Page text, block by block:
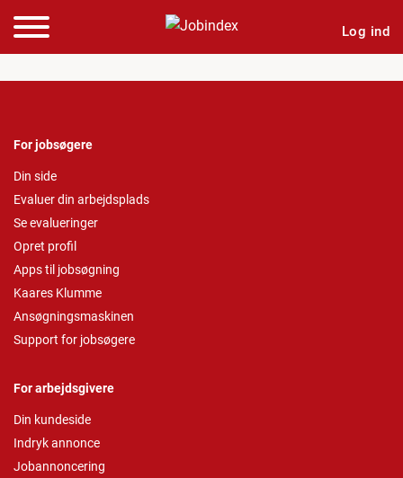
Log ind
For jobsøgere
Din side
Evaluer din arbejdsplads
Se evalueringer
Opret profil
Apps til jobsøgning
Kaares Klumme
Ansøgningsmaskinen
Support for jobsøgere
For arbejdsgivere
Din kundeside
Indryk annonce
Jobannoncering